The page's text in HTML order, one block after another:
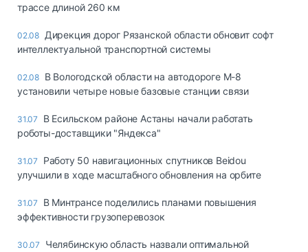
трассе длиной 260 км
02.08 Дирекция дорог Рязанской области обновит софт
интеллектуальной транспортной системы
02.08 В Вологодской области на автодороге М-8
установили четыре новые базовые станции связи
31.07
В Есильском районе Астаны начали работать
роботы-доставщики "Яндекса"
31.07
Работу 50 навигационных спутников Beidou
улучшили в ходе масштабного обновления на орбите
31.07
В Минтрансе поделились планами повышения
эффективности грузоперевозок
30.07
Челябинскую область назвали оптимальной